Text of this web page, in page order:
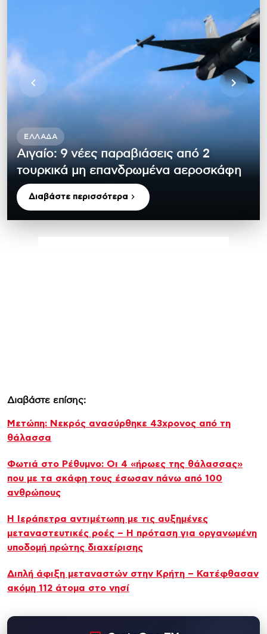
ΕΛΛΆΔΑ
Αιγαίο: 9 νέες παραβιάσεις από 2
τουρκικά μη επανδρωμένα αεροσκάφη
Διαβάστε περισσότερα
Διαβάστε επίσης:
Μετώπη: Νεκρός ανασύρθηκε 43χρονος από τη
θάλασσα
Φωτιά στο Ρέθυμνο: Οι 4 «ήρωες της θάλασσας»
που με τα σκάφη τους έσωσαν πάνω από 100
ανθρώπους
Η Ιεράπετρα αντιμέτωπη με τις αυξημένες
μεταναστευτικές ροές – Η πρόταση για οργανωμένη
υποδομή πρώτης διαχείρισης
Διπλή άφιξη μεταναστών στην Κρήτη – Κατέφθασαν
ακόμη 112 άτομα στο νησί